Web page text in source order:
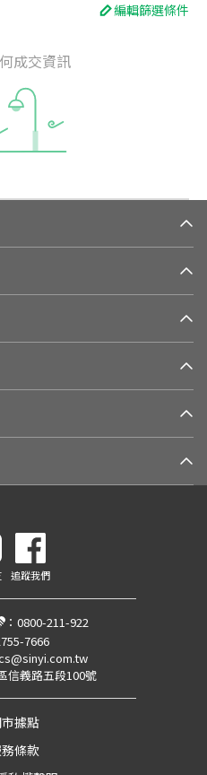
編輯篩選條件
成交資訊
追蹤我們
： 0800-211-922
7666
信義路五段100號
據點
條款